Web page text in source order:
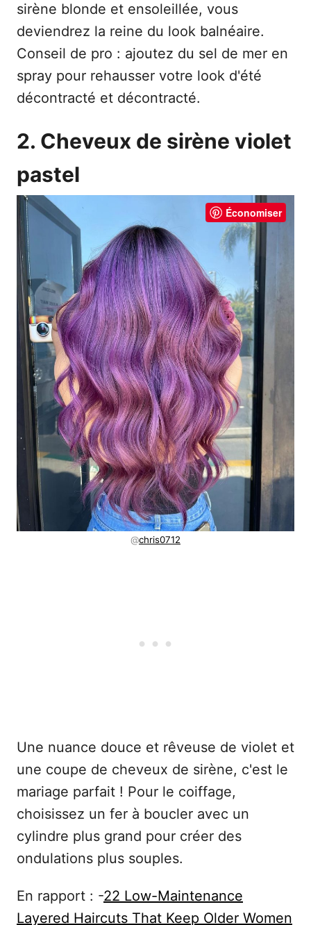
sirène blonde et ensoleillée, vous
deviendrez la reine du look balnéaire.
Conseil de pro : ajoutez du sel de mer en
spray pour rehausser votre look d'été
décontracté et décontracté.
2. Cheveux de sirène violet
pastel
Économiser
@chris0712
Une nuance douce et rêveuse de violet et
une coupe de cheveux de sirène, c'est le
mariage parfait ! Pour le coiffage,
choisissez un fer à boucler avec un
cylindre plus grand pour créer des
ondulations plus souples.
En rapport : -22 Low-Maintenance
Layered Haircuts That Keep Older Women